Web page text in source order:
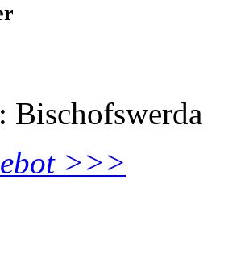
Bischofswerda
>>>